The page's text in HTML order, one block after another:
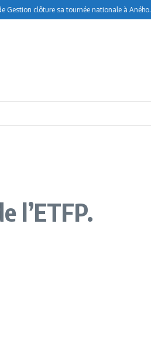
clôture sa tournée nationale à Aného.
l’ETFP.